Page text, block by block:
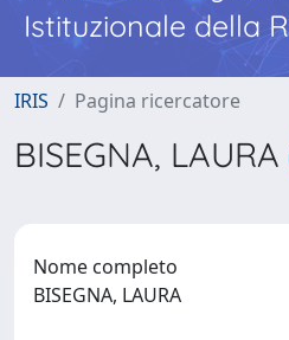
Istituzionale della
IRIS Pagina ricercatore
BISEGNA, LAURA
Nome completo
BISEGNA, LAURA